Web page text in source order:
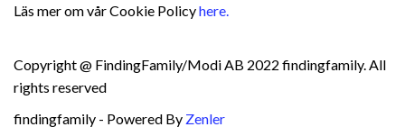
Läs mer om vår Cookie Policyhere.
Copyright @ FindingFamily/Modi AB 2022 findingfamily. All
rights reserved
findingfamily - Powered By Zenler